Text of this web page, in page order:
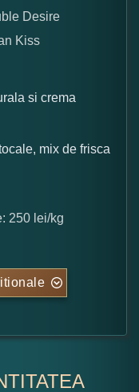
Desire
Kiss
si crema
mix de frisca
250 lei/kg